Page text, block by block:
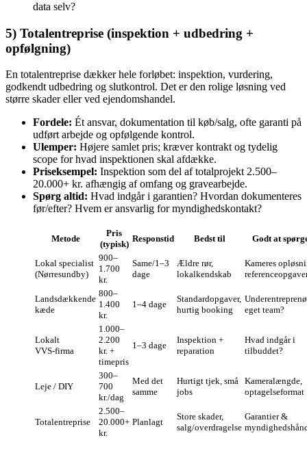
data selv?
5) Totalentreprise (inspektion + udbedring +
opfølgning)
En totalentreprise dækker hele forløbet: inspektion, vurdering,
godkendt udbedring og slutkontrol. Det er den rolige løsning ved
større skader eller ved ejendomshandel.
Fordele: Ét ansvar, dokumentation til køb/salg, ofte garanti på
udført arbejde og opfølgende kontrol.
Ulemper: Højere samlet pris; kræver kontrakt og tydelig
scope for hvad inspektionen skal afdække.
Priseksempel: Inspektion som del af totalprojekt 2.500–
20.000+ kr. afhængig af omfang og gravearbejde.
Spørg altid: Hvad indgår i garantien? Hvordan dokumenteres
før/efter? Hvem er ansvarlig for myndighedskontakt?
Metode
Pris
(typisk)
Responstid Bedst til Godt at
Lokal specialist
(Nørresundby)
900–
1.700
kr.
Same/1–3
dage
Ældre rør,
lokalkendskab
Kameres
Landsdækkende
kæde
800–
1.400
kr.
1–4 dage
Standardopgaver,
hurtig booking
eget team?
Lokalt
VVS‑firma
1.000–
2.200
kr. +
timepris
1–3 dage
Inspektion +
reparation
Hvad indgår i
tilbuddet?
Leje / DIY
300–
700
kr./dag
Med det
samme
Hurtigt tjek, små
jobs
Kameralængde,
optagelseformat
Totalentreprise
2.500–
20.000+
kr.
Planlagt
Store skader,
salg/overdragelse
Garantier &